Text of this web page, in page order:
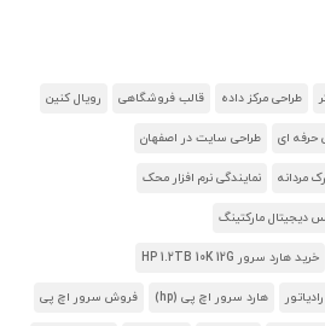
طراحی مرکز داده قالب فروشگاهی رویال کنین
ای طراحی سایت در اصفهان
مردانه نمایندگی نرم افزار محک
دیجیتال مارکتینگ
خرید هارد سرور HP 1.2TB 10K 12G
هارد سرور اچ پی (hp) فروش سرور اچ پی